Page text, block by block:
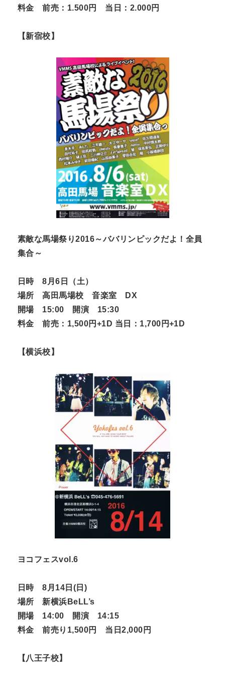
料金 前売：1.500円 当日：2.000円
【新宿校】
素敵な馬場祭り2016～ババリンピックだよ！全員
集合～
日時 8月6日（土）
場所 高田馬場校 音楽室 DX
開場 15:00 開演 15:30
料金 前売：1,500円+1D 当日：1,700円+1D
【横浜校】
ヨコフェスvol.6
日時 8月14日(日)
場所 新横浜BeLL’s
開場 14:00 開演 14:15
料金 前売り1,500円 当日2,000円
【八王子校】